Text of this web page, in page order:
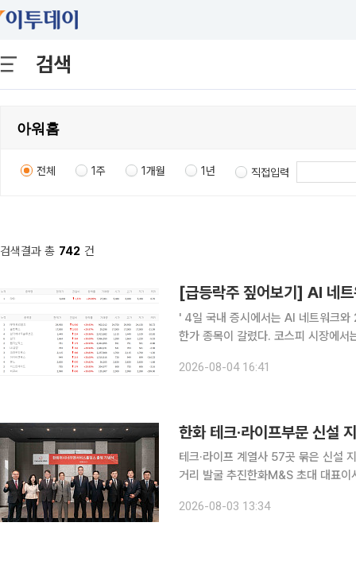
검색
전체 1주 1개월 1년 직접입력
검색결과 총 742 건
' 4일 국내 증시에서는 AI 네트워크와 2차전지, 바이오, 화장품, 우주·광학 등 개별 재료에 따라 상
한가 종목이 갈렸다. 코스피 시장에
2026-08-04 16:41
테크·라이프 계열사 57곳 묶은 신설
거리 발굴 추진한화M&S 초대 대표이사는 김형조...
2026-08-03 13:34